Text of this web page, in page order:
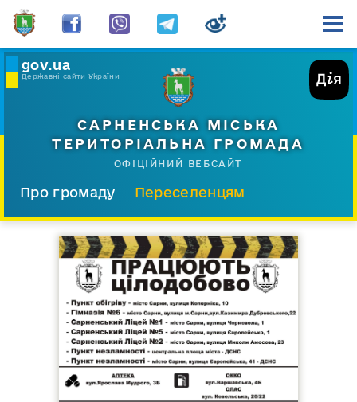
gov.ua
Державні сайти України
САРНЕНСЬКА МІСЬКА
ТЕРИТОРІАЛЬНА ГРОМАДА
ОФІЦІЙНИЙ ВЕБСАЙТ
Про громаду
Переселенцям
Прес-центр